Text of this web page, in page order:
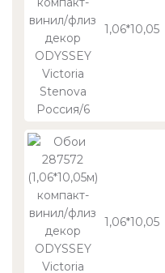
1,06*10,05
1,06*10,05